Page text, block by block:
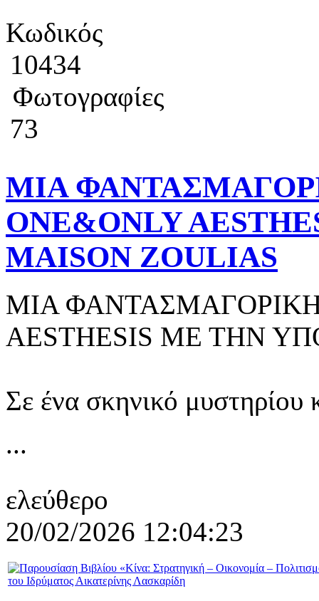
Κωδικός
10434
Φωτογραφίες
73
ΜΙΑ
ONE&ONLY
MAISON ZOULIAS
ΜΙΑ ΦΑΝΤΑΣΜΑΓΟΡΙΚΗ
AESTHESIS ΜΕ ΤΗΝ
Σε ένα σκηνικό
...
ελεύθερο
20/02/2026 12:04:23